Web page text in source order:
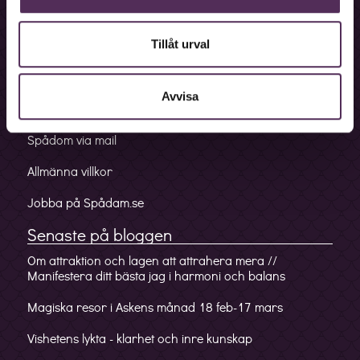
Tillåt urval
Avvisa
Bokningslinje
Förskottslinje
Spådom via mail
Allmänna villkor
Jobba på Spådam.se
Senaste på bloggen
Om attraktion och lagen att attrahera mera //
Manifestera ditt bästa jag i harmoni och balans
Magiska resor i Askens månad 18 feb-17 mars
Vishetens lykta - klarhet och inre kunskap